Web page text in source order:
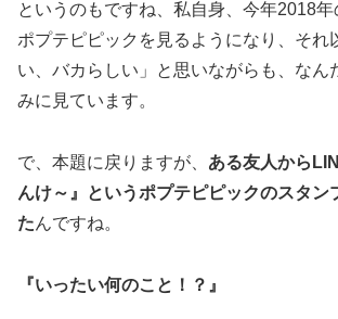
というのもですね、私自身、今年2018
ポプテピピックを見るようになり、それ
い、バカらしい」と思いながらも、なん
みに見ています。
で、本題に戻りますが、 ある友人から
んけ～』というポプテピピックのスタン
たんですね。
『いったい何のこと！？』